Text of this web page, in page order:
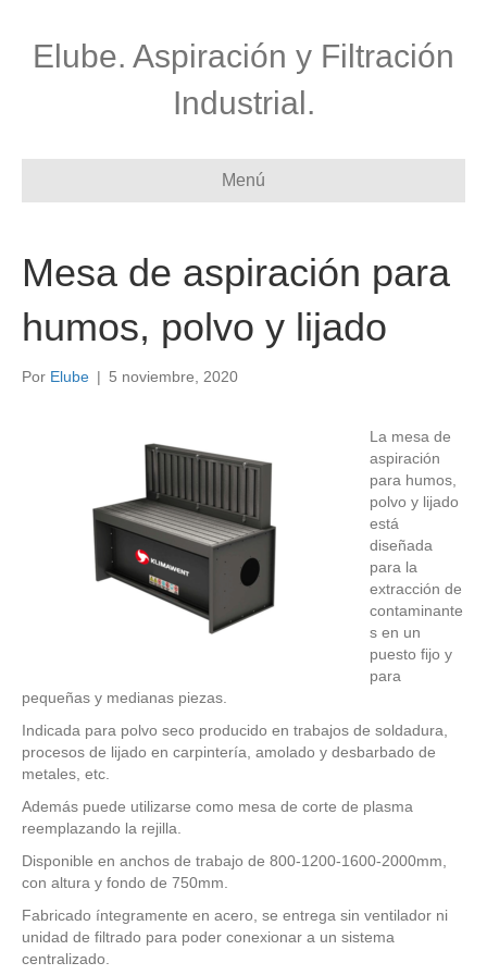
Elube. Aspiración y Filtración
Industrial.
Menú
Mesa de aspiración para
humos, polvo y lijado
Por Elube | 5 noviembre, 2020
La mesa de
aspiración
para humos,
polvo y lijado
está
diseñada
para la
extracción de
contaminante
s en un
puesto fijo y
para
pequeñas y medianas piezas.
Indicada para polvo seco producido en trabajos de soldadura,
procesos de lijado en carpintería, amolado y desbarbado de
metales, etc.
Además puede utilizarse como mesa de corte de plasma
reemplazando la rejilla.
Disponible en anchos de trabajo de 800-1200-1600-2000mm,
con altura y fondo de 750mm.
Fabricado íntegramente en acero, se entrega sin ventilador ni
unidad de filtrado para poder conexionar a un sistema
centralizado.